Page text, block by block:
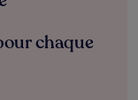
chaque